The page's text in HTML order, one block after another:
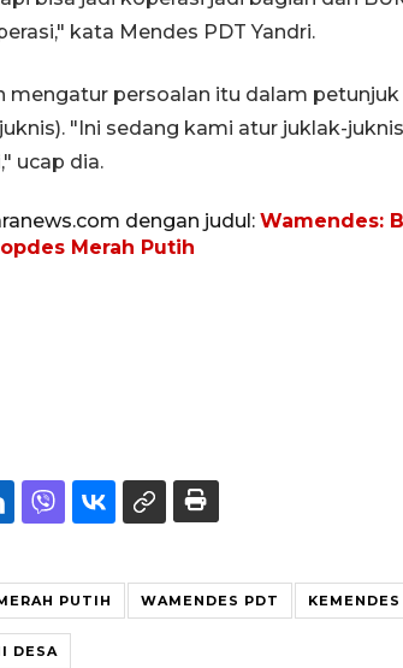
kata Mendes PDT Yandri.
mengatur persoalan itu dalam
"Ini sedang kami atur juklak-
ucap dia.
dengan judul: Wamendes:
Merah Putih
PUTIH WAMENDES PDT
DESA